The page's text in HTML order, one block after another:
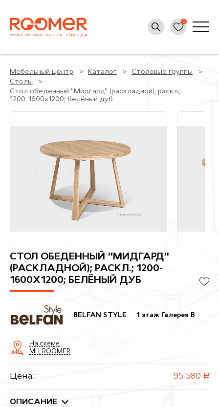
Мебельный центр Каталог
Столовые группы
Столы
Стол обеденный "Мидгард" (раскладной); раскл.;
1200-1600x1200; белёный дуб
СТОЛ ОБЕДЕННЫЙ "МИДГАРД"
(РАСКЛАДНОЙ); РАСКЛ.; 1200-
1600X1200; БЕЛЁНЫЙ ДУБ
BELFAN STYLE 1 этаж Галерея B
На схеме
МЦ ROOMER
Цена: 95 580 руб.
ОПИСАНИЕ